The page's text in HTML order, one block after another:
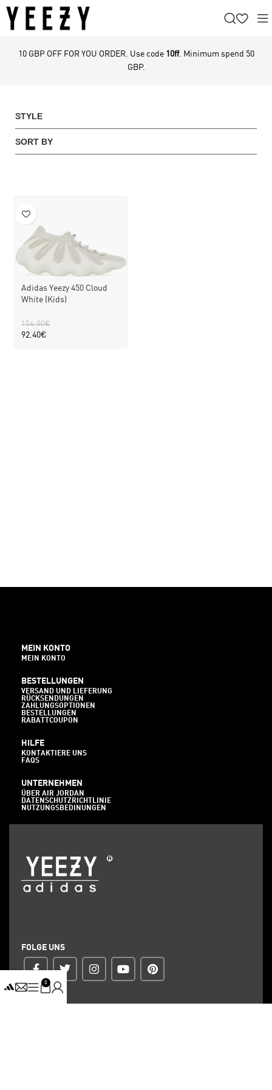
10 GBP OFF FOR YOU ORDER. Use code 10ff. Minimum spend 50
GBP.
STYLE
SORT BY
Adidas Yeezy 450 Cloud
White (Kids)
154.00€
92.40€
MEIN KONTO
MEIN KONTO
BESTELLUNGEN
VERSAND UND LIEFERUNG
RÜCKSENDUNGEN
ZAHLUNGSOPTIONEN
BESTELLUNGEN
RABATTCOUPON
HILFE
KONTAKTIERE UNS
FAQS
UNTERNEHMEN
ÜBER AIR JORDAN
DATENSCHUTZRICHTLINIE
NUTZUNGSBEDINUNGEN
FOLGE UNS
0